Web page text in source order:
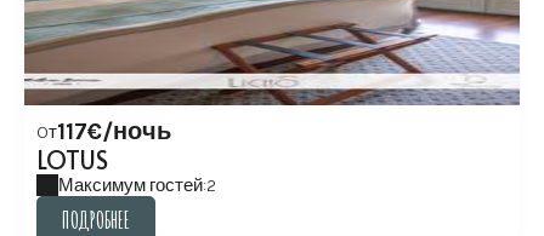
Oт117€/ночь
LOTUS
Максимум гостей:2
ПОДРОБНЕЕ